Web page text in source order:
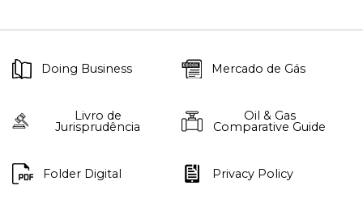
Doing Business Mercado de Gás
Livro de
Jurisprudência
Oil & Gas
Comparative Guide
Folder Digital Privacy Policy